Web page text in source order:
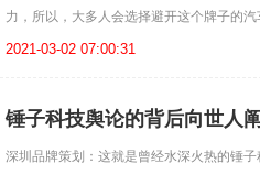
力，所以，大多人会选择避开这个牌子的汽
2021-03-02 07:00:31
锤子科技舆论的背后向世人
深圳品牌策划：这就是曾经水深火热的锤